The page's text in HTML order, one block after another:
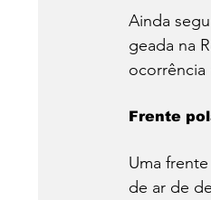
Ainda
geada na
ocorrência
Frente
Uma
de ar de